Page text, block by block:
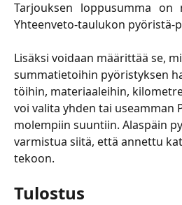
Tarjouksen loppusumma on
Yhteenveto-taulukon pyöristä-
Lisäksi voidaan määrittää se,
summatietoihin pyöristyksen
töihin, materiaaleihin,
voi valita yhden tai useamman
molempiin suuntiin. Alaspäin
varmistua siitä, että annettu
tekoon.
Tulostus